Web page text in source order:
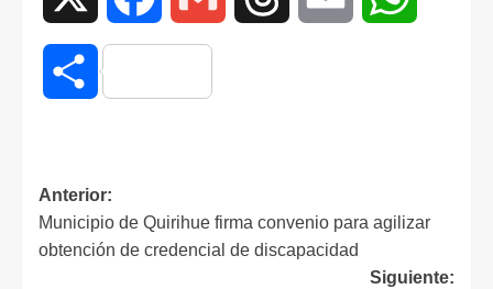
Compartir
Anterior:
Municipio de Quirihue firma convenio para agilizar
obtención de credencial de discapacidad
Siguiente: